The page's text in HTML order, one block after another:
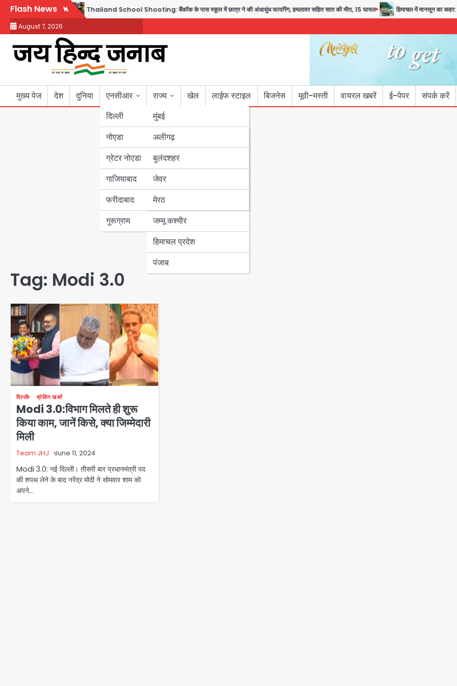
Skip
content
Flash News
लोगों की मौत; 15 घायल Thailand School Shooting: बैंकॉक के पास स्कूल में छात्र ने की अंधाधुंध फायरिंग, हमलावर सहित सात की मौत, 15 घायल हिमाचल में मानसून का कहर:
August 7, 2026
मुख्य पेज देश दुनिया
एनसीआर
दिल्ली
नोएडा
ग्रेटर नोएडा
गाजियाबाद
फरीदाबाद
गुरूग्राम
राज्य
मुंबई
उत्तर प्रदेश
अलीगढ़
बुलंदशहर
जेवर
मेरठ
बिहार
पंजाब
हरियाणा
जम्मू कश्मीर
हिमाचल प्रदेश
पंजाब
खेल लाईफ स्टाइल बिजनेस मूवी-मस्ती वायरल खबरें ई-पेपर संपर्क करें
Tag: Modi 3.0
दिल्ली ब्रेकिंग खबरें
Modi 3.0:विभाग मिलते ही शुरू
किया काम, जानें किसे, क्या जिम्मेदारी
मिली
Team JHJ June 11, 2024
Modi 3.0: नई दिल्ली। तीसरी बार प्रधानमंत्री पद
की शपथ लेने के बाद नरेंद्र मोदी ने सोमवार शाम को
अपने…